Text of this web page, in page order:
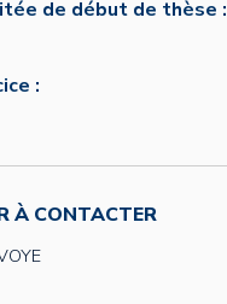
de début de thèse :
:
À CONTACTER